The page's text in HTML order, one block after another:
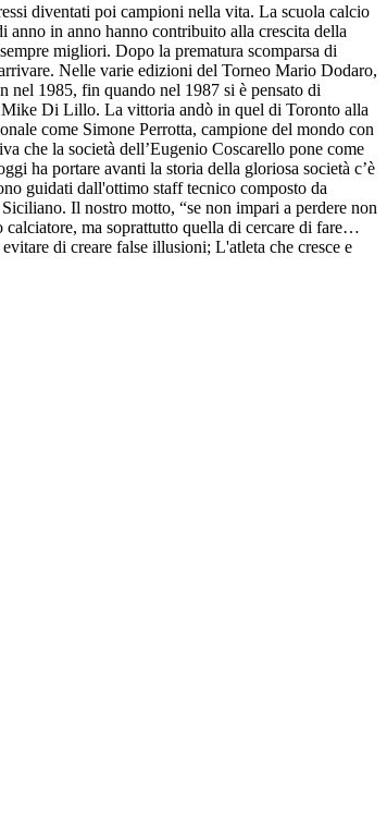
diventati poi campioni nella vita. La scuola calcio
in anno hanno contribuito alla crescita della
migliori. Dopo la prematura scomparsa di
Nelle varie edizioni del Torneo Mario Dodaro,
nel 1985, fin quando nel 1987 si è pensato di
Mike Di Lillo. La vittoria andò in quel di Toronto alla
come Simone Perrotta, campione del mondo con
che la società dell’Eugenio Coscarello pone come
ha portare avanti la storia della gloriosa società c’è
guidati dall'ottimo staff tecnico composto da
Il nostro motto, “se non impari a perdere non
ma soprattutto quella di cercare di fare
di creare false illusioni; L'atleta che cresce e
siamo convinti che l'attività sportiva sia uno dei
dei nostri iscritti a essere protagonista ed
stesse federazioni, al campionato Regionale di